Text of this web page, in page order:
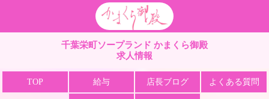
千葉栄町ソープランド かまくら御殿
求人情報
TOP 給与 店長ブログ よくある質問